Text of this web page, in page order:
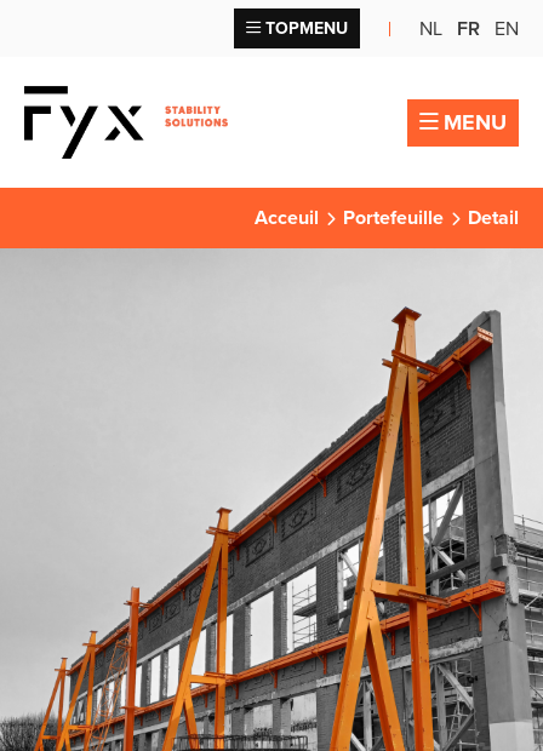
TOPMENU NL FR EN
MENU
Acceuil Portefeuille Detail